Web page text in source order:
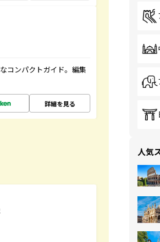
コンパクトガイド。編集
詳細を見る
人気